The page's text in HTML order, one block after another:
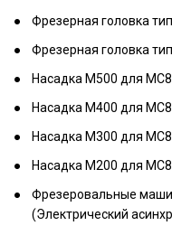
Фрезерная головка
Фрезерная головка
Насадка М500 для МС8
Насадка М400 для МС8
Насадка М300 для МС8
Насадка М200 для МС8
Фрезеровальные
(Электрический